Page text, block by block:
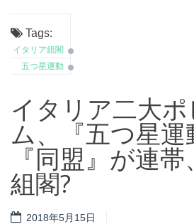
Tags:
イタリア組閣
五つ星運動
イタリア二大
ム、『五つ星運
『同盟』が連
組閣?
2018年5月15日